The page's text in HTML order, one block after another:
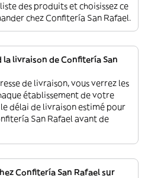
des produits et choisissez ce
chez Confitería San Rafael.
livraison de Confitería San
de livraison, vous verrez les
établissement de votre
le délai de livraison estimé pour
San Rafael avant de
Confitería San Rafael sur